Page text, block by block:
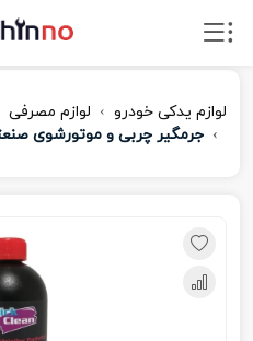
لوازم یدکی خودرو
لوازم مصرفی
جرمگیر چربی و موتورشوی